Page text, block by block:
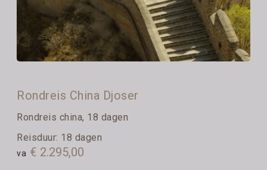
Rondreis China Djoser
Rondreis china, 18 dagen
Reisduur: 18 dagen
va € 2.295,00